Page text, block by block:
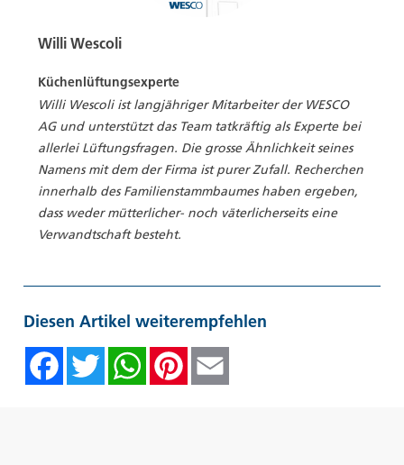
Willi Wescoli
Küchenlüftungsexperte
Willi Wescoli ist langjähriger Mitarbeiter der WESCO
AG und unterstützt das Team tatkräftig als Experte bei
allerlei Lüftungsfragen. Die grosse Ähnlichkeit seines
Namens mit dem der Firma ist purer Zufall. Recherchen
innerhalb des Familienstammbaumes haben ergeben,
dass weder mütterlicher- noch väterlicherseits eine
Verwandtschaft besteht.
Diesen Artikel weiterempfehlen
Facebook
Twitter